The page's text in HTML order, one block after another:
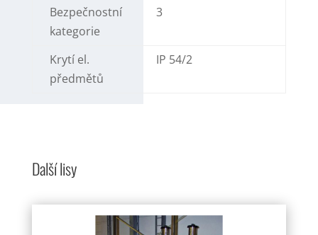
Bezpečnostní
kategorie
3
Krytí el.
předmětů
IP 54/2
Další lisy